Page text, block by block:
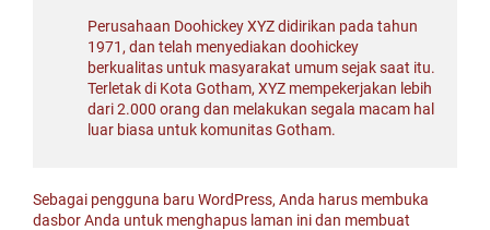
Perusahaan Doohickey XYZ didirikan pada tahun
1971, dan telah menyediakan doohickey
berkualitas untuk masyarakat umum sejak saat itu.
Terletak di Kota Gotham, XYZ mempekerjakan lebih
dari 2.000 orang dan melakukan segala macam hal
luar biasa untuk komunitas Gotham.
Sebagai pengguna baru WordPress, Anda harus membuka
dasbor Anda untuk menghapus laman ini dan membuat